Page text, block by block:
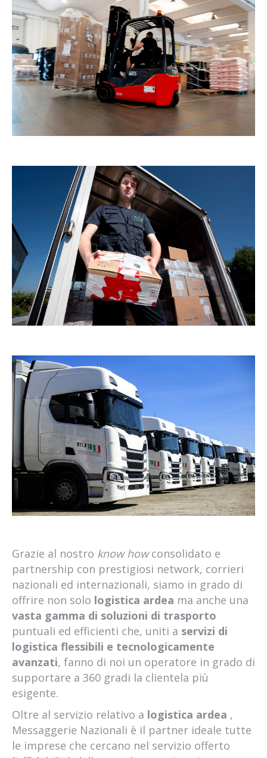
Grazie al nostro know howconsolidato e
partnership con prestigiosi network, corrieri
nazionali ed internazionali, siamo in grado di
offrire non solo logistica ardea ma anche una
vasta gamma di soluzioni di trasporto
puntuali ed efficienti che, uniti a servizi di
logistica flessibili e tecnologicamente
avanzati, fanno di noi un operatore in grado di
supportare a 360 gradi la clientela più
esigente.
Oltre al servizio relativo a logistica ardea ,
Messaggerie Nazionali è il partner ideale tutte
le imprese che cercano nel servizio offerto